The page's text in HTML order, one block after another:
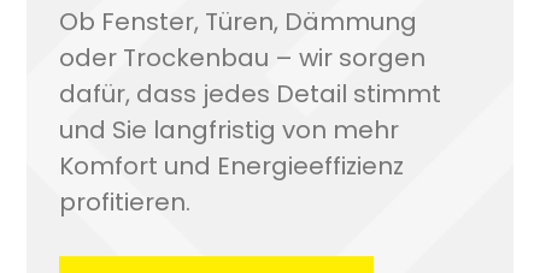
Ob Fenster, Türen, Dämmung
oder Trockenbau – wir sorgen
dafür, dass jedes Detail stimmt
und Sie langfristig von mehr
Komfort und Energieeffizienz
profitieren.